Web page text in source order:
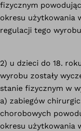
Definicja
Rozporządzenia
fizycznym
okresu użytkowania
regulacji tego
2) u dzieci do 18.
wyrobu zostały
stanie fizycznym w
a) zabiegów
chorobowych
okresu użytkowania